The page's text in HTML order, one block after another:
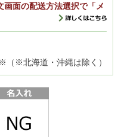
画面の配送方法選択で「メ
（※北海道・沖縄は除く）